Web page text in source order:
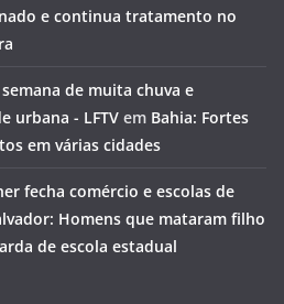
e continua tratamento no
de muita chuva e
urbana - LFTV em Bahia: Fortes
em várias cidades
fecha comércio e escolas de
Homens que mataram filho
de escola estadual